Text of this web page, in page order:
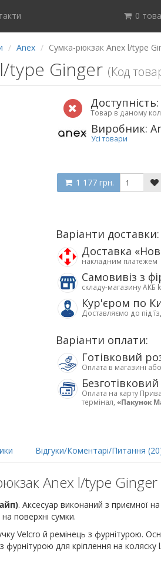
0
Anex Сумка-рюкзак Anex l/type
type Ginger (Код
Товар в даному
Виробник:
Усі товари
1 177 грн.
Варіанти доставки:
Доставка
накладним платежем
Самовивіз з
складу-магазину АКБ
Кур'єром по
Доставляємо до
Варіанти оплати:
Готівковий
Оплата в магазині
Оплата на карту
термінал, «Пакунок
Відгуки/Коментарі/Питання
Anex l/type Ginger
. Аксесуар виконаний з приємної
поверхні сумки.
Velcro й ремінець з фурнітурою.
для кріплення на коляску